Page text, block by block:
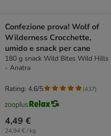
Confezione prova! Wolf of
Wilderness Crocchette,
umido e snack per cane
180 g snack Wild Bites Wild Hills
- Anatra
4,49 €
24,94 € / kg
Rating: 4.6/5 (437)